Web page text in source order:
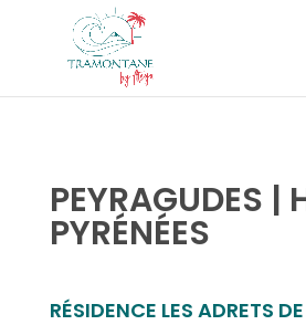
PEYRAGUDES |
PYRÉNÉES
RÉSIDENCE LES ADRETS